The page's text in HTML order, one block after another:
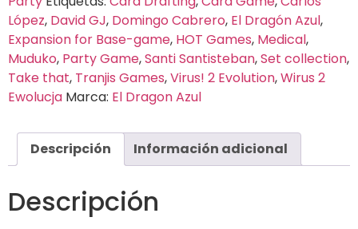
López, David GJ, Domingo Cabrero, El Dragón Azul,
Expansion for Base-game, HOT Games, Medical,
Muduko, Party Game,Santi Santisteban,Set collection,
Take that, Tranjis Games,Virus! 2 Evolution,Wirus 2
Ewolucja Marca: El Dragon Azul
Descripción Información adicional
Descripción